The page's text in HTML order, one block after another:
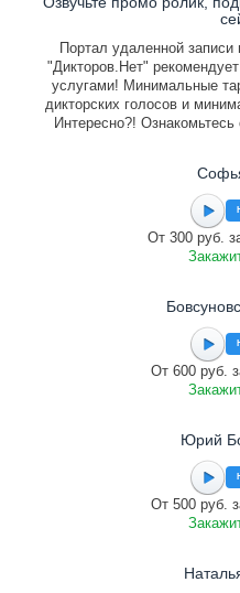
Портал удаленной
"Дикторов.Нет"
услугами! Минимальные
дикторских голосов и
Интересно?!
От 300 руб.
От 600 руб.
Юрий
От 500 руб.